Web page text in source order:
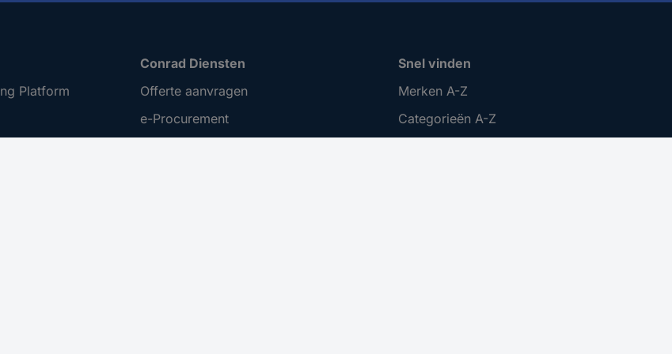
Platform
Conrad Diensten
Offerte aanvragen
e-Procurement
Snel vinden
Merken A-Z
Categorieën A-Z